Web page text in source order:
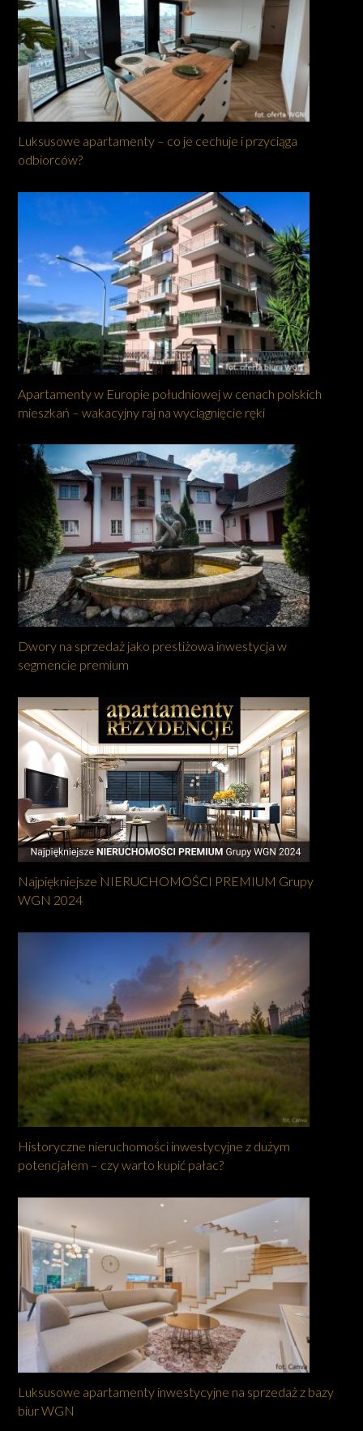
Luksusowe apartamenty – co je cechuje i przyciąga
odbiorców?
Apartamenty w Europie południowej w cenach polskich
mieszkań – wakacyjny raj na wyciągnięcie ręki
Dwory na sprzedaż jako prestiżowa inwestycja w
segmencie premium
Najpiękniejsze NIERUCHOMOŚCI PREMIUM Grupy
WGN 2024
Historyczne nieruchomości inwestycyjne z dużym
potencjałem – czy warto kupić pałac?
Luksusowe apartamenty inwestycyjne na sprzedaż z bazy
biur WGN